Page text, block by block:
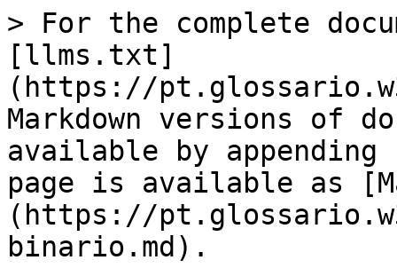
> For the complete
[llms.txt]
(https://
Markdown versions of
available by
page is available as
(https://
binario.md).